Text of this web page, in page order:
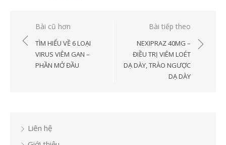
Điều
hướng
viết
Bài cũ hơn
TÌM HIỂU VỀ 6 LOẠI
VIRUS VIÊM GAN –
PHẦN MỞ ĐẦU
Bài tiếp theo
NEXIPRAZ 40MG –
ĐIỀU TRỊ VIÊM LOÉT
DẠ DÀY, TRÀO NGƯỢC
DẠ DÀY
Liên hệ